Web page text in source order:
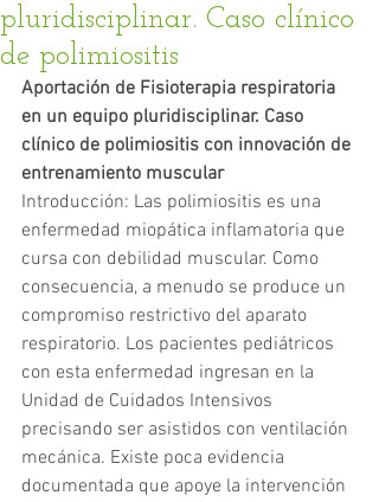
pluridisciplinar. Caso clínico
de polimiositis
Aportación de Fisioterapia respiratoria
en un equipo pluridisciplinar. Caso
clínico de polimiositis con innovación de
entrenamiento muscular
Introducción: Las polimiositis es una
enfermedad miopática inflamatoria que
cursa con debilidad muscular. Como
consecuencia, a menudo se produce un
compromiso restrictivo del aparato
respiratorio. Los pacientes pediátricos
con esta enfermedad ingresan en la
Unidad de Cuidados Intensivos
precisando ser asistidos con ventilación
mecánica. Existe poca evidencia
documentada que apoye la intervención